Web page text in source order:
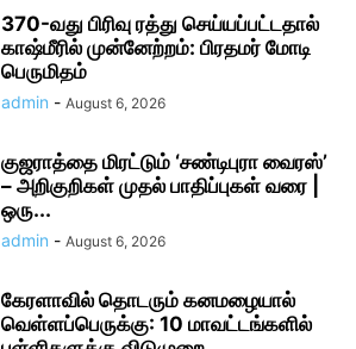
370-வது பிரிவு ரத்து செய்யப்பட்டதால்
காஷ்மீரில் முன்னேற்றம்: பிரதமர் மோடி
பெருமிதம்
admin - August 6, 2026
குஜராத்தை மிரட்டும் ‘சண்டிபுரா வைரஸ்’
– அறிகுறிகள் முதல் பாதிப்புகள் வரை |
ஒரு...
admin - August 6, 2026
கேரளாவில் தொடரும் கனமழையால்
வெள்ளப்பெருக்கு: 10 மாவட்டங்களில்